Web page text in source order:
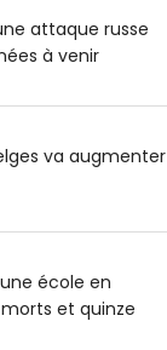
attaque russe
à venir
va augmenter
école en
et quinze